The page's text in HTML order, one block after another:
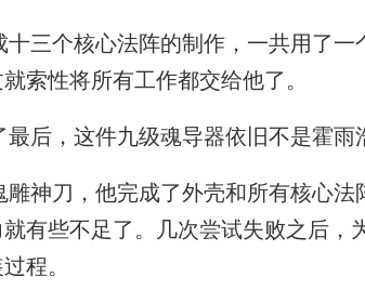
三个核心法阵的制作，一共用了一
索性将所有工作都交给他了。
后，这件九级魂导器依旧不是霍雨
神刀，他完成了外壳和所有核心法
有些不足了。几次尝试失败之后，
程。